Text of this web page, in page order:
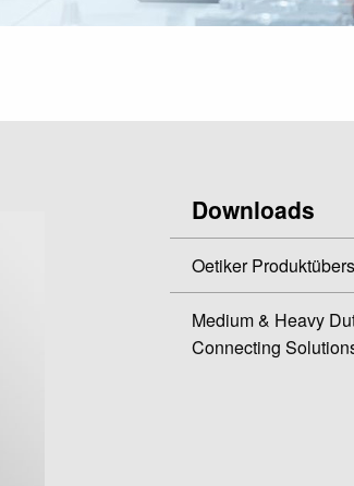
Downloads
Oetiker
Medium & Heavy
Connecting